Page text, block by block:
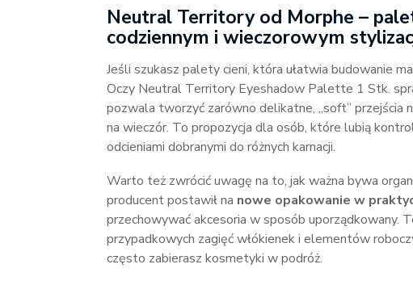
Neutral Territory od Morphe –
codziennym i wieczorowym
Jeśli szukasz palety cieni, która ułatwia budowanie
Oczy Neutral Territory Eyeshadow Palette 1 Stk.
pozwala tworzyć zarówno delikatne, „soft” przejścia
na wieczór. To propozycja dla osób, które lubią
odcieniami dobranymi do różnych karnacji.
Warto też zwrócić uwagę na to, jak ważna bywa
producent postawił na nowe opakowanie w
przechowywać akcesoria w sposób uporządkowany.
przypadkowych zagięć włókienek i elementów
często zabierasz kosmetyki w podróż.